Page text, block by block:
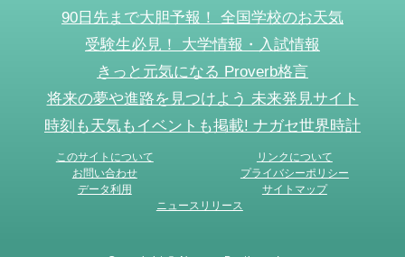
90日先まで大胆予報！ 全国学校のお天気
受験生必見！ 大学情報・入試情報
きっと元気になる Proverb格言
将来の夢や進路を見つけよう 未来発見サイト
時刻も天気もイベントも掲載! ナガセ世界時計
このサイトについて
リンクについて
お問い合わせ
プライバシーポリシー
データ利用
サイトマップ
ニュースリリース